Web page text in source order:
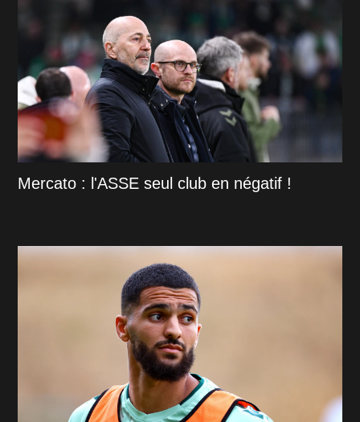
Mercato : l'ASSE seul club en négatif !